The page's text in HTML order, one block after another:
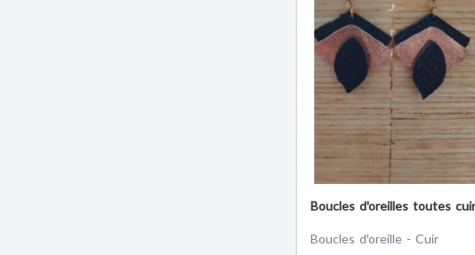
Boucles d'oreilles toutes cuir
Boucles d'oreille - Cuir